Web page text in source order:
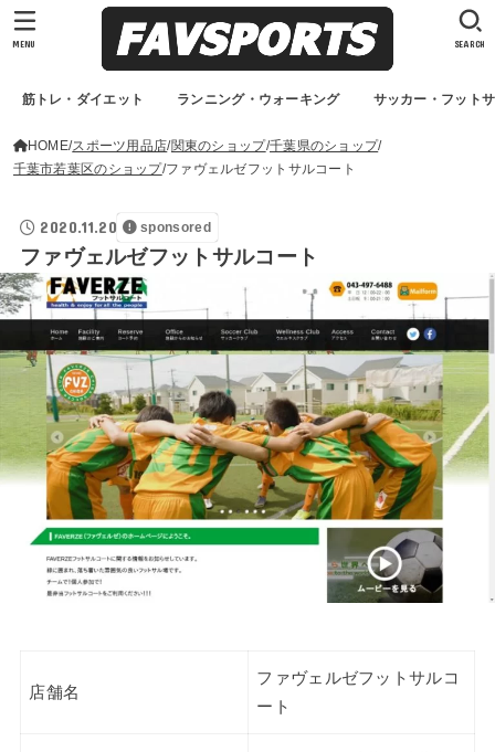
筋トレ・ダイエット ランニング・ウォーキング サッカー・フット
SEARCH
MENU
HOME スポーツ用品店 関東のショップ 千葉県のショップ
千葉市若葉区のショップ ファヴェルゼフットサルコート
2020.11.20 sponsored
ファヴェルゼフットサルコート
店舗名
ファヴェルゼフットサルコ
ート